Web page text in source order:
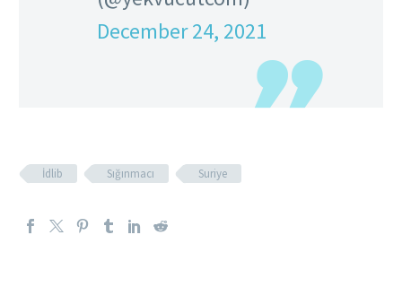
December 24, 2021
İdlib Sığınmacı Suriye